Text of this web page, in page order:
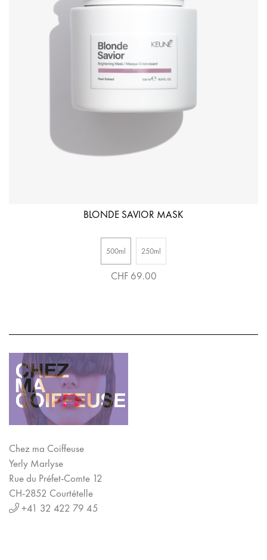
BLONDE SAVIOR MASK
500ml 250ml
CHF 69.00
Chez ma Coiffeuse
Yerly Marlyse
Rue du Préfet-Comte 12
CH-2852 Courtételle
+41 32 422 79 45